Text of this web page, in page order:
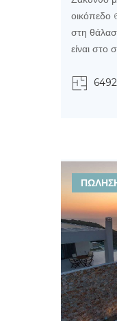
οικόπεδο
στη
είναι στο
6492